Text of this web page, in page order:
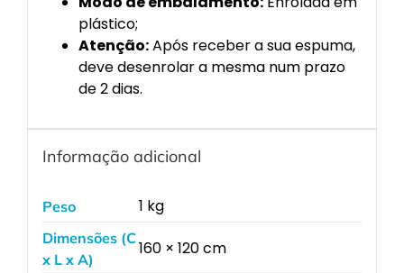
plástico;
Atenção:Após receber a sua espuma,
deve desenrolar a mesma num prazo
de 2 dias.
Informação adicional
Peso 1 kg
Dimensões (C
x L x A)
160 × 120 cm